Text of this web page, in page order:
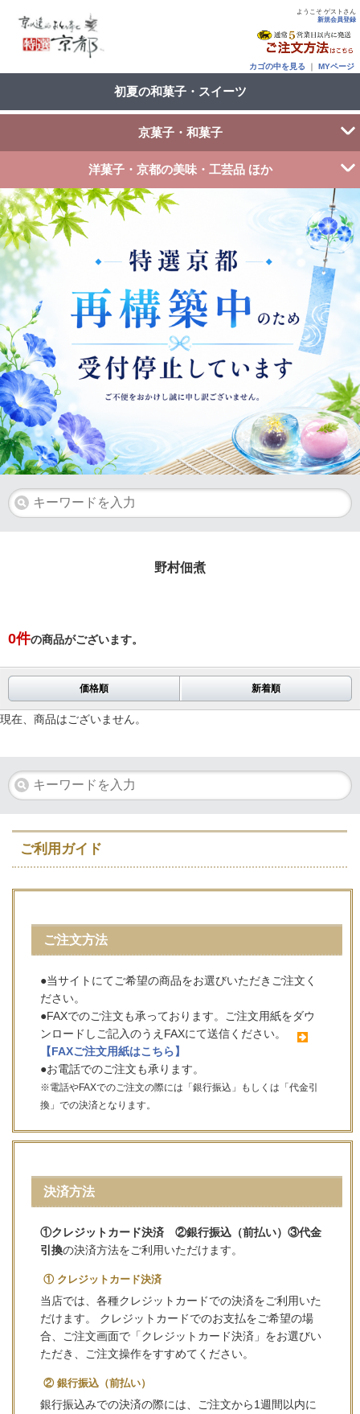
ようこそ ゲストさん
新規会員登録
カゴの中を見る ｜ MYページ
初夏の和菓子・スイーツ
京菓子・和菓子
洋菓子・京都の美味・工芸品 ほか
野村佃煮
0件の商品がございます。
価格順 新着順
現在、商品はございません。
ご利用ガイド
ご注文方法
●当サイトにてご希望の商品をお選びいただきご注文く
ださい。
●FAXでのご注文も承っております。ご注文用紙をダウ
ンロードしご記入のうえFAXにて送信ください。
【FAXご注文用紙はこちら】
●お電話でのご注文も承ります。
※電話やFAXでのご注文の際には「銀行振込」もしくは「代金引
換」での決済となります。
決済方法
①クレジットカード決済 ②銀行振込（前払い）③代金
引換の決済方法をご利用いただけます。
① クレジットカード決済
当店では、各種クレジットカードでの決済をご利用いた
だけます。 クレジットカードでのお支払をご希望の場
合、ご注文画面で「クレジットカード決済」をお選びい
ただき、ご注文操作をすすめてください。
② 銀行振込（前払い）
銀行振込みでの決済の際には、ご注文から1週間以内に